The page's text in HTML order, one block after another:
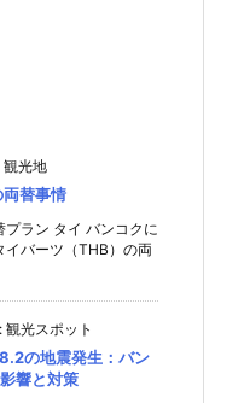
観光地
両替事情
プラン タイ バンコクに
イバーツ（THB）の両
: 観光スポット
の地震発生：バン
響と対策